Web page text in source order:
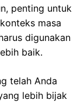
penting untuk
masa
digunakan
baik.
telah Anda
lebih bijak